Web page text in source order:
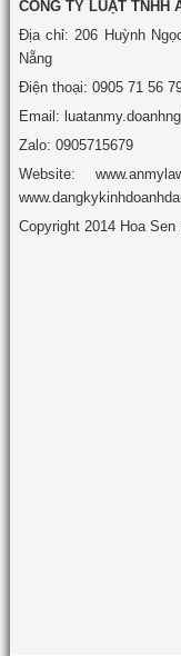
CÔNG TY LUẬT TNHH
Địa chỉ: 206 Huỳnh
Nẵng
Điện thoại: 0905 71 56
Email:
Zalo: 0905715679
Website:
Copyright 2014 Hoa